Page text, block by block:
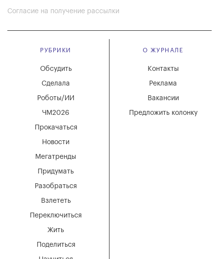
Согласие на получение рассылки
РУБРИКИ
Мегатренды
Придумать
Разобраться
Взлететь
Новости
Переключиться
Жить
Поделиться
Обсудить
Сделала
Роботы/ИИ
ЧМ2026
Прокачаться
О ЖУРНАЛЕ
Вакансии
Реклама
Контакты
Предложить колонку